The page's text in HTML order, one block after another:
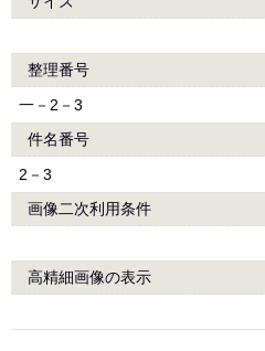
整理番号
一－2－3
件名番号
2－3
画像二次利用条件
高精細画像の表示